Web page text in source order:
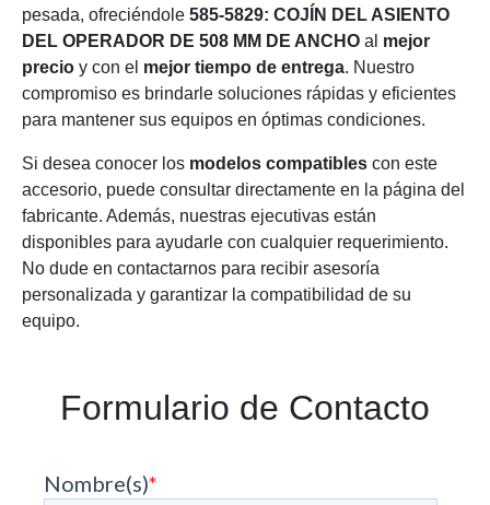
pesada, ofreciéndole 585-5829: COJÍN DEL ASIENTO
DEL OPERADOR DE 508 MM DE ANCHO al mejor
precio y con el mejor tiempo de entrega. Nuestro
compromiso es brindarle soluciones rápidas y eficientes
para mantener sus equipos en óptimas condiciones.
Si desea conocer los modelos compatibles con este
accesorio, puede consultar directamente en la página del
fabricante. Además, nuestras ejecutivas están
disponibles para ayudarle con cualquier requerimiento.
No dude en contactarnos para recibir asesoría
personalizada y garantizar la compatibilidad de su
equipo.
Formulario de Contacto